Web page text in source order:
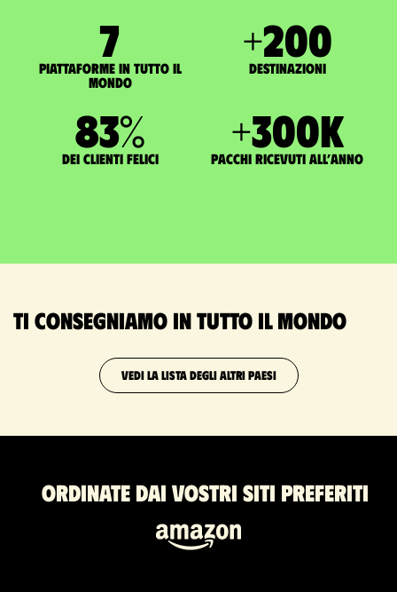
7
Piattaforme in tutto il
mondo
+200
Destinazioni
83%
dei clienti felici
+300K
pacchi ricevuti all’anno
Ti consegniamo in tutto il mondo
VEDI LA LISTA DEGLI ALTRI PAESI
Ordinate dai vostri siti preferiti